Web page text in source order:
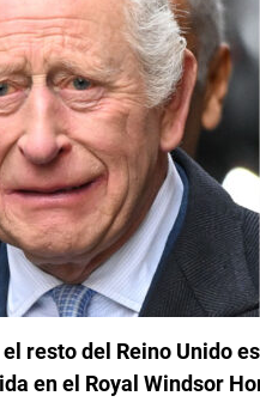
el resto del Reino Unido
en el Royal Windsor